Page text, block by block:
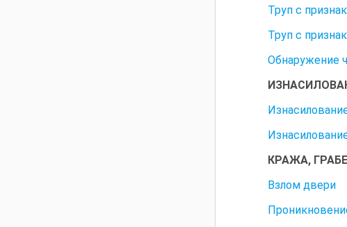
Труп с
Труп с
Обнаружение
КРАЖА,
Взлом двери